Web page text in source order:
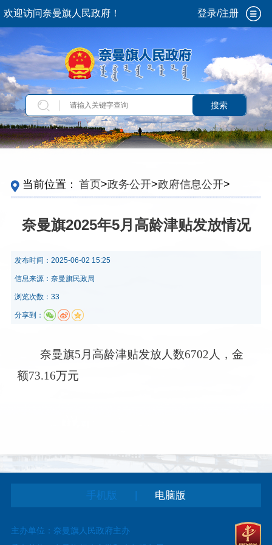
欢迎访问奈曼旗人民政府！ 登录/注册
搜索
当前位置： 首页>政务公开>政府信息公开>
定主动公开内容>重点领域信息>养老服务>行
奈曼旗2025年5月高龄津贴发放情况
发布时间： 2025-06-02 15:25
信息来源： 奈曼旗民政局
浏览次数：33
分享到：
奈曼旗5月高龄津贴发放人数6702人，金
额73.16万元
手机版 电脑版
主办单位：奈曼旗人民政府主办